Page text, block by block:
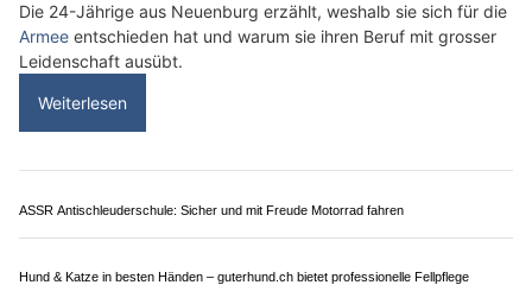
Die 24-Jährige aus Neuenburg erzählt, weshalb sie sich für die
Armee entschieden hat und warum sie ihren Beruf mit grosser
Leidenschaft ausübt.
Weiterlesen